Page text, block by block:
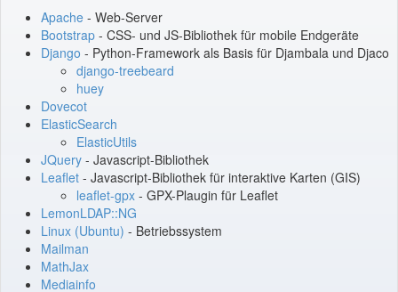
Apache - Web-Server
Bootstrap - CSS- und JS-Bibliothek für mobile Endgeräte
Django - Python-Framework als Basis für Djambala und Djaco
django-treebeard
huey
Dovecot
ElasticSearch
ElasticUtils
JQuery - Javascript-Bibliothek
Leaflet - Javascript-Bibliothek für interaktive Karten (GIS)
leaflet-gpx - GPX-Plaugin für Leaflet
LemonLDAP::NG
Linux (Ubuntu) - Betriebssystem
Mailman
MathJax
Mediainfo